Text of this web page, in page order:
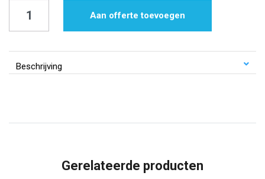
Pioneer
XDJ-
Aan offerte toevoegen
Beschrijving
Gerelateerde producten